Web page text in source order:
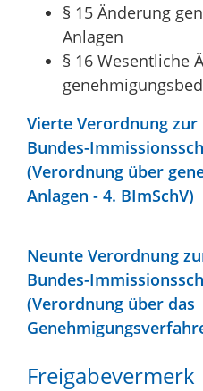
§ 15 Änderung
Anlagen
§ 16 Wesentliche
Vierte Verordnung
Bundes-
(Verordnung über
Anlagen - 4. BImSchV)
Neunte Verordnung
Bundes-
(Verordnung über das
Freigabevermerk